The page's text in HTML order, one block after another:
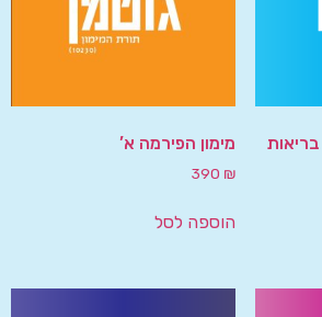
מימון הפירמה א’
390 ₪
הוספה לסל